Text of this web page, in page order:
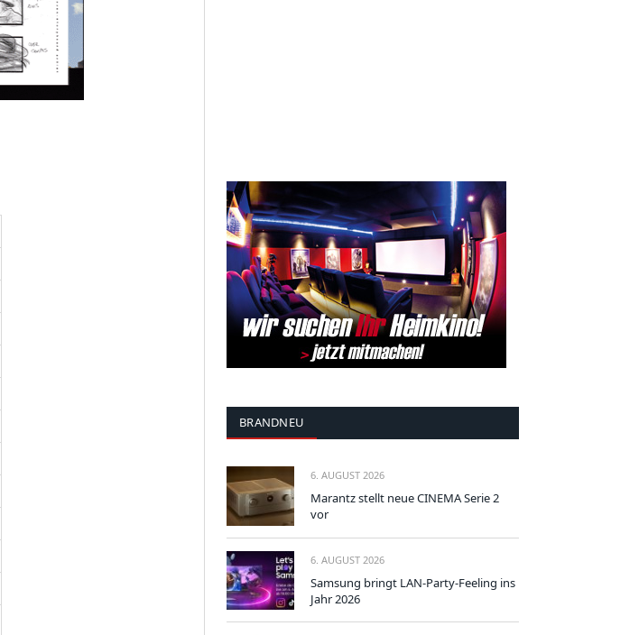
BRANDNEU
6. AUGUST 2026
Marantz stellt neue CINEMA Serie 2
vor
6. AUGUST 2026
Samsung bringt LAN-Party-Feeling ins
Jahr 2026